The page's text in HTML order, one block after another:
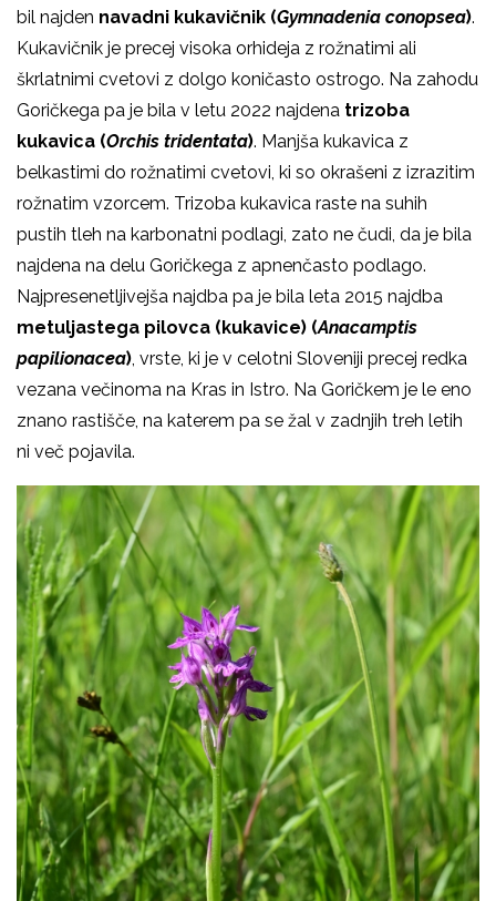
bil najden navadni kukavičnik (Gymnadenia conopsea).
Kukavičnik je precej visoka orhideja z rožnatimi ali
škrlatnimi cvetovi z dolgo koničasto ostrogo. Na zahodu
Goričkega pa je bila v letu 2022 najdena trizoba
kukavica (Orchis tridentata). Manjša kukavica z
belkastimi do rožnatimi cvetovi, ki so okrašeni z izrazitim
rožnatim vzorcem. Trizoba kukavica raste na suhih
pustih tleh na karbonatni podlagi, zato ne čudi, da je bila
najdena na delu Goričkega z apnenčasto podlago.
Najpresenetljivejša najdba pa je bila leta 2015 najdba
metuljastega pilovca (kukavice) (Anacamptis
papilionacea), vrste, ki je v celotni Sloveniji precej redka
vezana večinoma na Kras in Istro. Na Goričkem je le eno
znano rastišče, na katerem pa se žal v zadnjih treh letih
ni več pojavila.